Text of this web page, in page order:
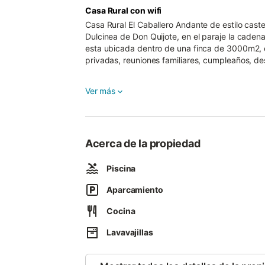
Casa Rural con wifi
Casa Rural El Caballero Andante de estilo
Dulcinea de Don Quijote, en el paraje la
esta ubicada dentro de una finca de
privadas, reuniones familiares, cumpleaños,
salón comedor muy grande para uso y
caldera de fuel.
En el exterior dispone de dos terrazas con
Barbacoa grande de obra con parrillas,
solarium, tumbonas y protegida con valla,
">.
Casa Rural El Caballero Andante de estilo
esta ubicada dentro de una finca de 3000m2,
Ver más
Acerca de la propiedad
Piscina
Aparcamiento
Cocina
Lavavajillas